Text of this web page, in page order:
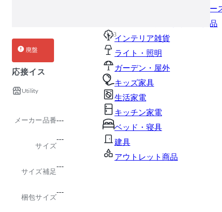
パーソナルブース・集中ブー
オフィスアクセサリー・備品
インテリア雑貨
ライト・照明
ガーデン・屋外
キッズ家具
生活家電
キッチン家電
ベッド・寝具
建具
アウトレット商品
1 / 3
廃盤
応接イス
Utility
メーカー品番---
サイズ
---
サイズ補足
---
梱包サイズ
---